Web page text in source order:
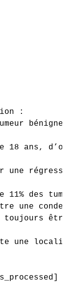
:
ans,
une
11% des
une
être
une